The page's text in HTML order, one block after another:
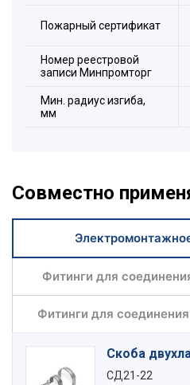
Пожарный сертификат
Номер реестровой
записи Минпромторг
Мин. радиус изгиба,
мм
Совместно
Фитинги для
Фитинги для
Скоба
СД21-22